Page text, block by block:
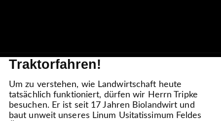
Traktorfahren!
Um zu verstehen, wie Landwirtschaft heute
tatsächlich funktioniert, dürfen wir Herrn Tripke
besuchen. Er ist seit 17 Jahren Biolandwirt und
baut unweit unseres Linum Usitatissimum Feldes